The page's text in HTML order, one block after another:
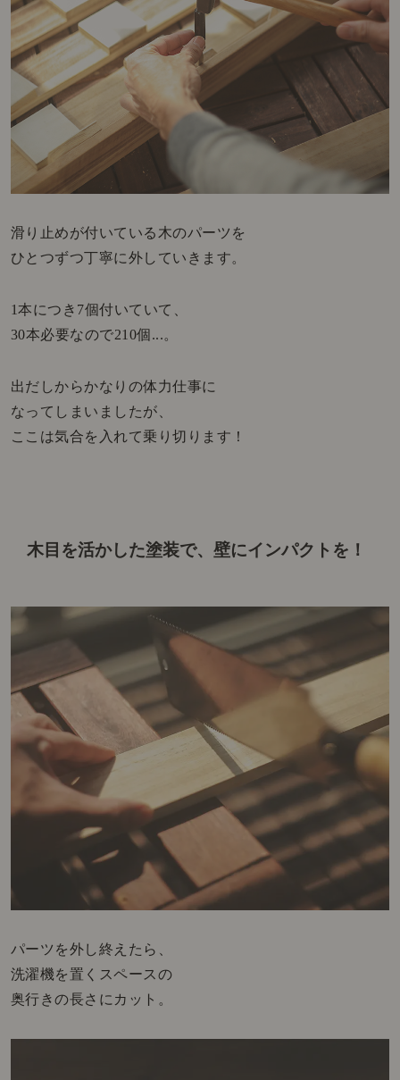
滑り止めが付いている木のパーツを
ひとつずつ丁寧に外していきます。
1本につき7個付いていて、
30本必要なので210個...。
出だしからかなりの体力仕事に
なってしまいましたが、
ここは気合を入れて乗り切ります！
木目を活かした塗装で、壁にインパクトを！
パーツを外し終えたら、
洗濯機を置くスペースの
奥行きの長さにカット。